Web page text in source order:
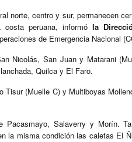
norte, centro y sur, permanecen
peruana, informó la
de Emergencia Nacional
Nicolás, San Juan y Matarani
Quilca y El Faro.
(Muelle C) y Multiboyas
Salaverry y Morín.
la misma condición las caletas El